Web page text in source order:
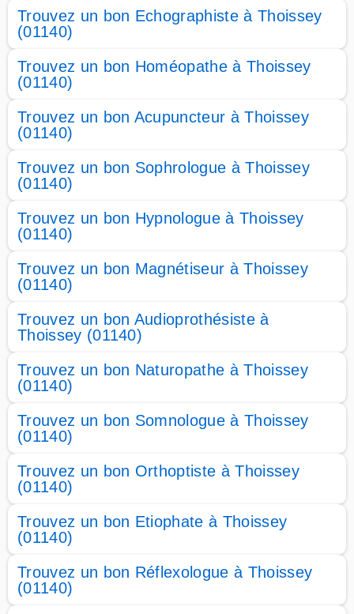
Trouvez un bon Echographiste à Thoissey
(01140)
Trouvez un bon Homéopathe à Thoissey
(01140)
Trouvez un bon Acupuncteur à Thoissey
(01140)
Trouvez un bon Sophrologue à Thoissey
(01140)
Trouvez un bon Hypnologue à Thoissey
(01140)
Trouvez un bon Magnétiseur à Thoissey
(01140)
Trouvez un bon Audioprothésiste à
Thoissey (01140)
Trouvez un bon Naturopathe à Thoissey
(01140)
Trouvez un bon Somnologue à Thoissey
(01140)
Trouvez un bon Orthoptiste à Thoissey
(01140)
Trouvez un bon Etiophate à Thoissey
(01140)
Trouvez un bon Réflexologue à Thoissey
(01140)